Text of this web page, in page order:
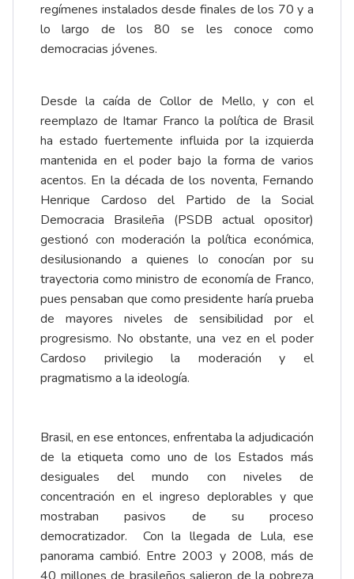
regímenes instalados desde finales de los 70 y a
lo largo de los 80 se les conoce como
democracias jóvenes.
Desde la caída de Collor de Mello, y con el
reemplazo de Itamar Franco la política de Brasil
ha estado fuertemente influida por la izquierda
mantenida en el poder bajo la forma de varios
acentos. En la década de los noventa, Fernando
Henrique Cardoso del Partido de la Social
Democracia Brasileña (PSDB actual opositor)
gestionó con moderación la política económica,
desilusionando a quienes lo conocían por su
trayectoria como ministro de economía de Franco,
pues pensaban que como presidente haría prueba
de mayores niveles de sensibilidad por el
progresismo. No obstante, una vez en el poder
Cardoso privilegio la moderación y el
pragmatismo a la ideología.
Brasil, en ese entonces, enfrentaba la adjudicación
de la etiqueta como uno de los Estados más
desiguales del mundo con niveles de
concentración en el ingreso deplorables y que
mostraban pasivos de su proceso
democratizador. Con la llegada de Lula, ese
panorama cambió. Entre 2003 y 2008, más de